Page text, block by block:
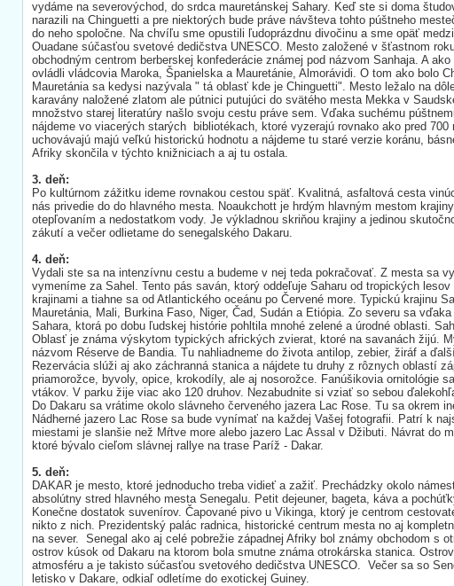
vydáme na severovýchod, do srdca mauretánskej Sahary. Keď ste si doma
narazili na Chinguetti a pre niektorých bude práve návšteva tohto púštneho
do neho spoločne. Na chvíľu sme opustili ľudoprázdnu divočinu a sme opäť
Ouadane súčasťou svetové dedičstva UNESCO. Mesto založené v šťastnom
obchodným centrom berberskej konfederácie známej pod názvom Sanhaja. A
ovládli vládcovia Maroka, Španielska a Mauretánie, Almorávidi. O tom ako bolo
Mauretánia sa kedysi nazývala " tá oblasť kde je Chinguetti". Mesto ležalo na
karavány naložené zlatom ale pútnici putujúci do svätého mesta Mekka v
množstvo starej literatúry našlo svoju cestu práve sem. Vďaka suchému
nájdeme vo viacerých starých bibliotékach, ktoré vyzerajú rovnako ako pred
uchovávajú majú veľkú historickú hodnotu a nájdeme tu staré verzie koránu,
Afriky skončila v týchto knižniciach a aj tu ostala.
3. deň:
Po kultúrnom zážitku ideme rovnakou cestou späť. Kvalitná, asfaltová cesta
nás privedie do do hlavného mesta. Noaukchott je hrdým hlavným mestom
otepľovaním a nedostatkom vody. Je výkladnou skriňou krajiny a jedinou
zákutí a večer odlietame do senegalského Dakaru.
4. deň:
Vydali ste sa na intenzívnu cestu a budeme v nej teda pokračovať. Z mesta sa
vymeníme za Sahel. Tento pás saván, ktorý oddeľuje Saharu od tropických
krajinami a tiahne sa od Atlantického oceánu po Červené more. Typickú krajinu
Mauretánia, Mali, Burkina Faso, Niger, Čad, Sudán a Etiópia. Zo severu sa
Sahara, ktorá po dobu ľudskej histórie pohltila mnohé zelené a úrodné oblasti.
Oblasť je známa výskytom typických afrických zvierat, ktoré na savanách žijú.
názvom Réserve de Bandia. Tu nahliadneme do života antilop, zebier, žiráf a
Rezervácia slúži aj ako záchranná stanica a nájdete tu druhy z rôznych oblastí
priamorožce, byvoly, opice, krokodíly, ale aj nosorožce. Fanúšikovia ornitológie
vtákov. V parku žije viac ako 120 druhov. Nezabudnite si vziať so sebou
Do Dakaru sa vrátime okolo slávneho červeného jazera Lac Rose. Tu sa okrem
Nádherné jazero Lac Rose sa bude vynímať na každej Vašej fotografii. Patrí k
miestami je slanšie než Mŕtve more alebo jazero Lac Assal v Džibuti. Návrat do
ktoré bývalo cieľom slávnej rallye na trase Paríž - Dakar.
5. deň:
DAKAR je mesto, ktoré jednoducho treba vidieť a zažiť. Prechádzky okolo
absolútny stred hlavného mesta Senegalu. Petit dejeuner, bageta, káva a
Konečne dostatok suvenírov. Čapované pivo u Vikinga, ktorý je centrom
nikto z nich. Prezidentský palác radnica, historické centrum mesta no aj
na sever. Senegal ako aj celé pobrežie západnej Afriky bol známy obchodom s
ostrov kúsok od Dakaru na ktorom bola smutne známa otrokárska stanica.
atmosféru a je takisto súčasťou svetového dedičstva UNESCO. Večer sa so
letisko v Dakare, odkiaľ odletíme do exotickej Guiney.